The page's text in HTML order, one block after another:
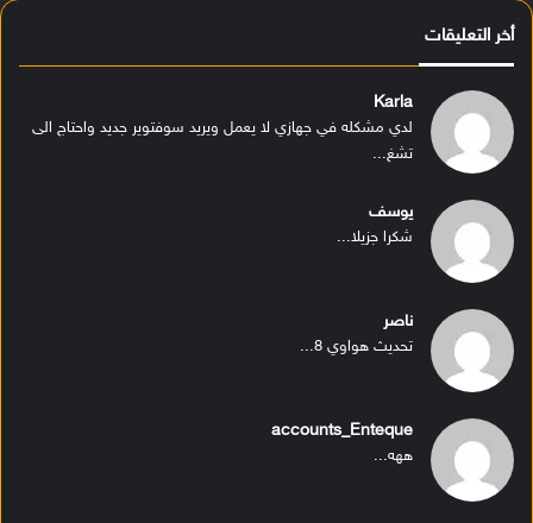
أخر التعليقات
Karla
لدي مشكله في جهازي لا يعمل ويريد سوفتوير جديد واحتاج الى
تشغ...
يوسف
شكرا جزيلا...
ناصر
تحديث هواوي 8...
accounts_Enteque
ههه...